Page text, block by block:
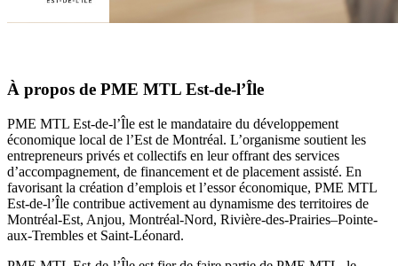
À propos de PME MTL Est-de-l’Île
PME MTL Est-de-l’Île est le mandataire du développement
économique local de l’Est de Montréal. L’organisme soutient les
entrepreneurs privés et collectifs en leur offrant des services
d’accompagnement, de financement et de placement assisté. En
favorisant la création d’emplois et l’essor économique, PME MTL
Est-de-l’Île contribue activement au dynamisme des territoires de
Montréal-Est, Anjou, Montréal-Nord, Rivière-des-Prairies–Pointe-
aux-Trembles et Saint-Léonard.